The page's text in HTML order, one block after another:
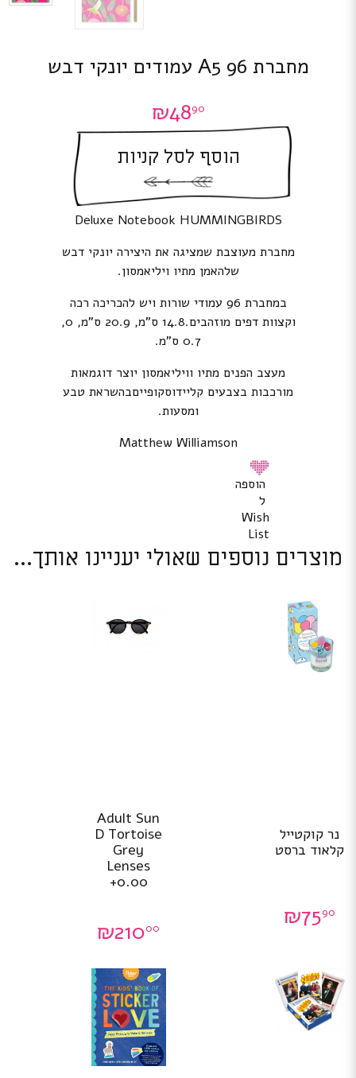
מחברת A5 96 עמודים יונקי דבש
₪4890
הוסף לסל קניות
Deluxe Notebook HUMMINGBIRDS
מחברת מעוצבת שמציגה את היצירה יונקי דבש
שלהאמן מתיו ויליאמסון.
במחברת 96 עמודי שורות ויש להכריכה רכה
וקצוות דפים מוזהבים.14.8 ס”מ, 20.9 ס”מ, 0,
0.7 ס”מ.
מעצב הפנים מתיו וויליאמסון יוצר דוגמאות
מורכבות בצבעים קליידוסקופייםבהשראת טבע
ומסעות.
Matthew Williamson
הוספה
ל
Wish
List
מוצרים נוספים שאולי יעניינו אותך...
נר קוקטייל
קלאוד ברסט
₪7590
Adult Sun
D Tortoise
Grey
Lenses
+0.00
₪21000